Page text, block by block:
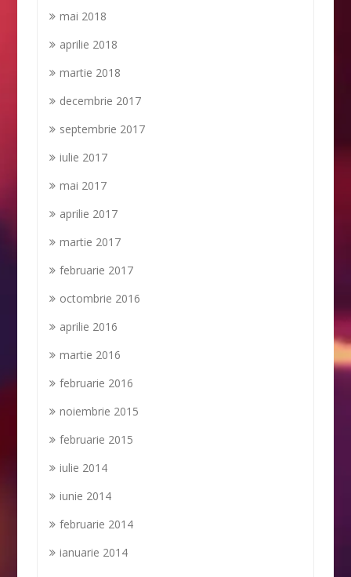
mai 2018
aprilie 2018
martie 2018
decembrie 2017
septembrie 2017
iulie 2017
mai 2017
aprilie 2017
martie 2017
februarie 2017
octombrie 2016
aprilie 2016
martie 2016
februarie 2016
noiembrie 2015
februarie 2015
iulie 2014
iunie 2014
februarie 2014
ianuarie 2014